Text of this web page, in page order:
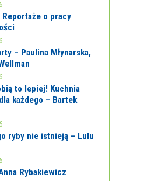
Reportaże o pracy
– Paulina Młynarska,
to lepiej! Kuchnia
każdego – Bartek
ryby nie istnieją – Lulu
Rybakiewicz